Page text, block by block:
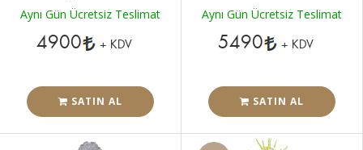
Aynı Gün Ücretsiz Teslimat
4900 + KDV
SATIN AL
Aynı Gün Ücretsiz Teslimat
5490 + KDV
SATIN AL